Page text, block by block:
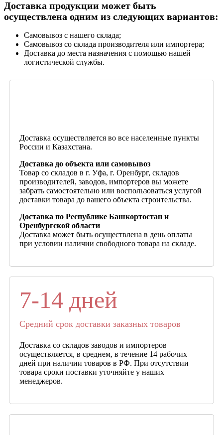
Доставка продукции может быть
осуществлена одним из следующих вариантов:
Самовывоз с нашего склада;
Самовывоз со склада производителя или импортера;
Доставка до места назначения с помощью нашей
логистической службы.
Доставка осуществляется во все населенные пункты
России и Казахстана.
Доставка до объекта или самовывоз
Товар со складов в г. Уфа, г. Оренбург, складов
производителей, заводов, импортеров вы можете
забрать самостоятельно или воспользоваться услугой
доставки товара до вашего объекта строительства.
Доставка по Республике Башкортостан и
Оренбургской области
Доставка может быть осуществлена в день оплаты
при условии наличии свободного товара на складе.
7-14 дней
Средний срок доставки заказных товаров
Доставка со складов заводов и импортеров
осуществляется, в среднем, в течение 14 рабочих
дней при наличии товаров в РФ. При отсутствии
товара сроки поставки уточняйте у наших
менеджеров.